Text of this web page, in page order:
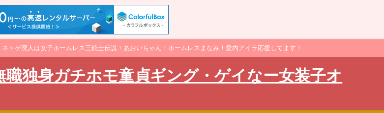
トゲ廃人は女子ホームレス三銃士伝説！あおいちゃん！ホームレスまなみ！愛内アイラ応援してます！
独身ガチホモ童貞ギング・ゲイなー女装子オ